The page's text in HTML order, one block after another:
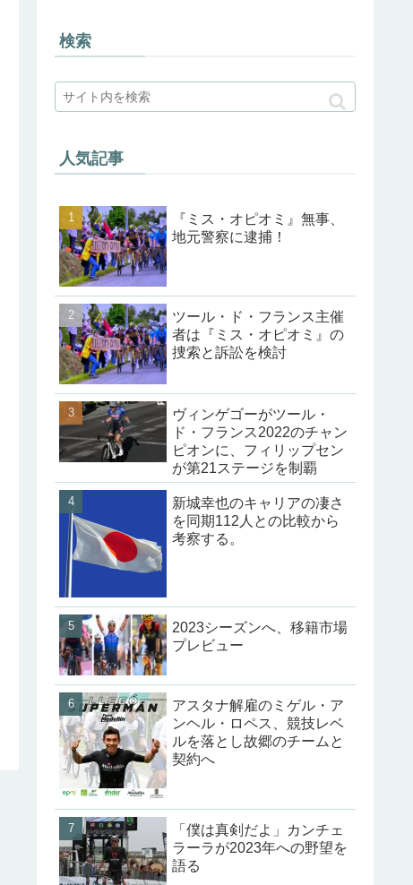
検索
人気記事
『ミス・オピオミ』無事、
地元警察に逮捕！
ツール・ド・フランス主催
者は『ミス・オピオミ』の
捜索と訴訟を検討
ヴィンゲゴーがツール・
ド・フランス2022のチャン
ピオンに、フィリップセン
が第21ステージを制覇
新城幸也のキャリアの凄さ
を同期112人との比較から
考察する。
2023シーズンへ、移籍市場
プレビュー
アスタナ解雇のミゲル・ア
ンヘル・ロペス、競技レベ
ルを落とし故郷のチームと
契約へ
「僕は真剣だよ」カンチェ
ラーラが2023年への野望を
語る